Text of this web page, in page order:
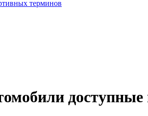
терминов
доступные